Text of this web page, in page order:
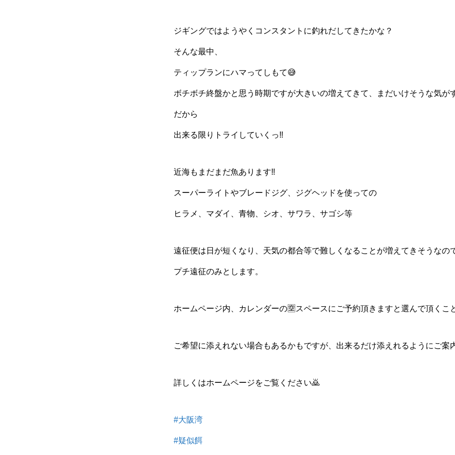
ジギングではようやくコンスタントに釣れだしてきたかな？
そんな最中、
ティップランにハマってしもて😅
ボチボチ終盤かと思う時期ですが大きいの増えてきて、まだいけそうな気が
だから
出来る限りトライしていくっ‼️
近海もまだまだ魚あります‼️
スーパーライトやブレードジグ、ジグヘッドを使っての
ヒラメ、マダイ、青物、シオ、サワラ、サゴシ等
遠征便は日が短くなり、天気の都合等で難しくなることが増えてきそうなの
プチ遠征のみとします。
ホームページ内、カレンダーの🈳スペースにご予約頂きますと選んで頂くこ
ご希望に添えれない場合もあるかもですが、出来るだけ添えれるようにご案
詳しくはホームページをご覧ください🙇
#大阪湾
#疑似餌